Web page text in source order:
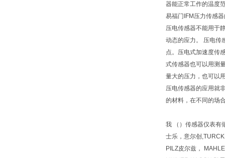
器能正常工作的温度
易福门IFM压力传感
压电传感器不能用于
动态的应力。 压电传
点。压电式加速度传
式传感器也可以用测
量大的压力，也可以
压电传感器的应用就
的材料，在不同的场
我 （）传感器仪表有
士乐，意尔创
PILZ皮尔兹，